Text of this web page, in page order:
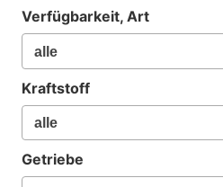
Verfügbarkeit, Art
Kraftstoff
Getriebe